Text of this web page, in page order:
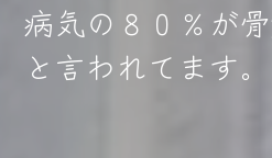
病気の８０％が
と言われてます。